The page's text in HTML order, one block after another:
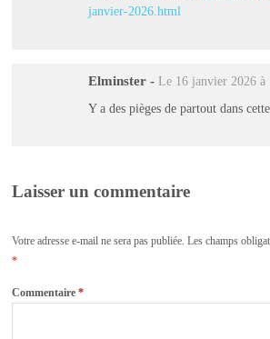
janvier-2026.html
Elminster - Le 16 janvier 2026 à
Y a des pièges de partout dans
Laisser un commentaire
Votre adresse e-mail ne sera pas publiée. Les champs
*
Commentaire*